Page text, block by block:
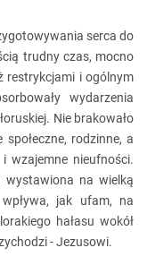
serca do
trudny czas, mocno
restrykcjami i ogólnym
wydarzenia
Nie brakowało
rodzinne, a
wzajemne nieufności.
wystawiona na wielką
jak ufam, na
hałasu wokół
- Jezusowi.